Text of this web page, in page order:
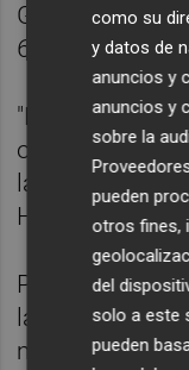
Gobierno con
6,76% y el
"Este Gobierno
objetivo de
la
Hacienda,
Pese a que, en
las
mejor de lo
como su
y datos de
anuncios y
anuncios y
sobre la
pueden
otros fines,
del
solo a este
pueden